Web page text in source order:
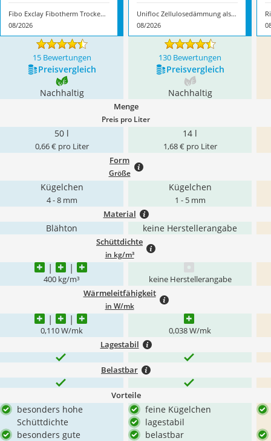
Fibo Exclay Fibotherm Trockenschüttung
08/2026
Unifloc Zellulosedämmung als Fußbodenschüttung Sack 14 kg
08/2026
15 Bewertungen 130 Bewertungen
Preis­vergleich Preis­vergleich
Nachhaltig Nachhaltig
Menge
Preis pro Liter
50 l
0,66 € pro Liter
14 l
1,68 € pro Liter
Form
Größe
Kügelchen
4 - 8 mm
Kügelchen
1 - 5 mm
Material
Blähton keine Herstellerangabe
Schüttdichte
in kg/m³
400 kg/m³ keine Herstellerangabe
Wärmeleitfähigkeit
in W/mk
0,110 W/mk 0,038 W/mk
Lagestabil
Belastbar
Vorteile
besonders hohe
Schüttdichte
besonders gute
feine Kügelchen
lagestabil
belastbar